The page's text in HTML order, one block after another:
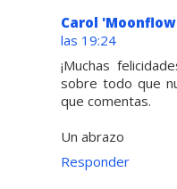
Carol
las 19:24
¡Muchas
sobre todo que
que comentas.
Un abrazo
Responder